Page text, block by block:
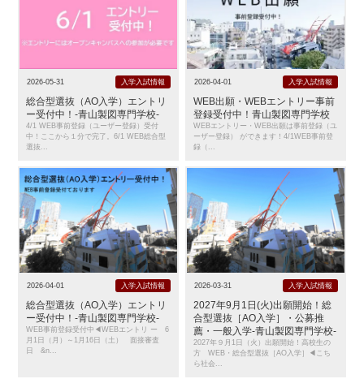
2026-05-31 入学入試情報
総合型選抜（AO入学）エントリ
ー受付中！-青山製図専門学校-
4/1 WEB事前登録（ユーザー登録）受付
中！ここから１分で完了。6/1 WEB総合型
選抜...
2026-04-01 入学入試情報
WEB出願・WEBエントリー事前
登録受付中！青山製図専門学校
WEBエントリー・WEB出願は事前登録（ユ
ーザー登録） ができます！4/1WEB事前登
録（...
2026-04-01 入学入試情報
総合型選抜（AO入学）エントリ
ー受付中！-青山製図専門学校-
WEB事前登録受付中◀WEBエントリ ー 6
月1日（月）～1月16日（土） 面接審査
日 &n...
2026-03-31 入学入試情報
2027年9月1日(火)出願開始！総
合型選抜［AO入学］・公募推
薦・一般入学-青山製図専門学校-
2027年９月1日（火）出願開始！高校生の
方 WEB・総合型選抜［AO入学］◀こち
ら社会...